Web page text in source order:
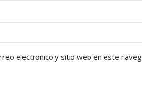
electrónico y sitio web en este